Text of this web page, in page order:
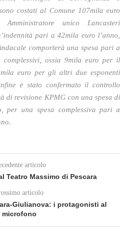
costati al Comune 107mila euro
unico Lancasteri
pari a 42mila euro l’anno,
comporterà una spesa pari a
complessivi, ossia 9mila euro per il
euro per gli altri due esponenti
è stato confermato il controllo
di revisione KPMG con una spesa di
per una spesa complessiva pari a
articolo
Teatro Massimo di Pescara
articolo
Giulianova: i protagonisti al
microfono